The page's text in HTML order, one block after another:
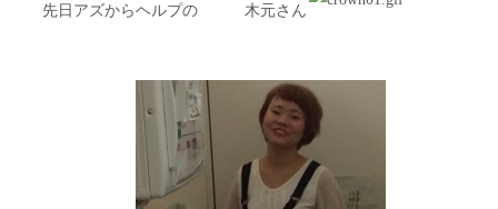
先日アズからヘルプの 木元さん